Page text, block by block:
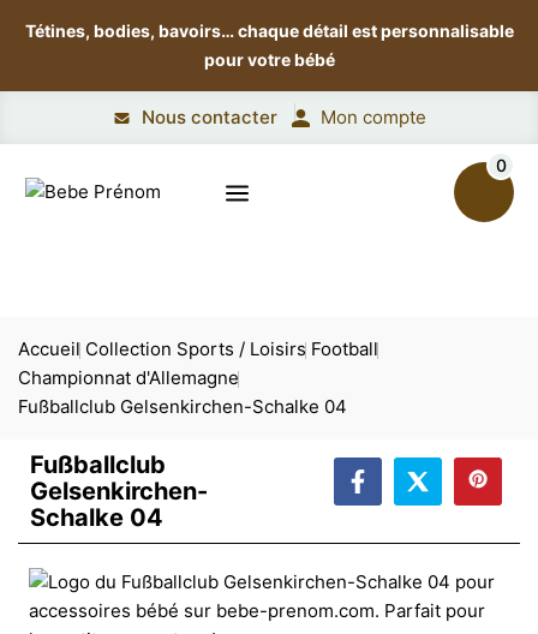
Tétines, bodies, bavoirs…chaque détail est personnalisable
pour votre bébé
Nous contacter Mon compte
0
Accueil Collection Sports / Loisirs Football
Championnat d'Allemagne
Fußballclub Gelsenkirchen-Schalke 04
Fußballclub
Gelsenkirchen-
Schalke 04